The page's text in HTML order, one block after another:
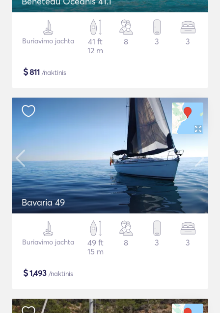
Buriavimo jachta
41 ft
12 m
8 3 3
$811 /naktinis
Bavaria 49
Buriavimo jachta
49 ft
15 m
8 3 3
$1,493 /naktinis